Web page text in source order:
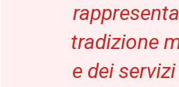
tradizione
e dei